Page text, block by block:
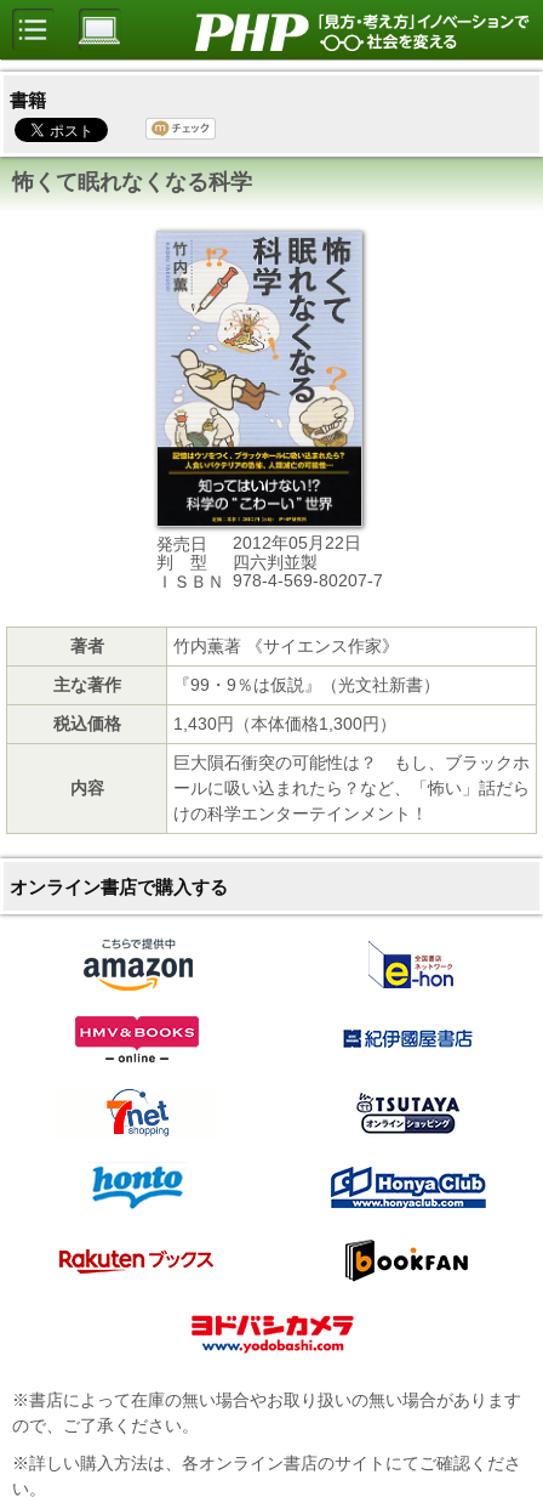
書籍
怖くて眠れなくなる科学
発売日
2012年05月22日
判 型
四六判並製
ＩＳＢＮ
978-4-569-80207-7
著者
竹内薫著 《サイエンス作家》
主な著作
『99・9％は仮説』（光文社新書）
税込価格
1,430円（本体価格1,300円）
内容
巨大隕石衝突の可能性は？ もし、ブラックホ
ールに吸い込まれたら？など、「怖い」話だら
けの科学エンターテインメント！
オンライン書店で購入する
※書店によって在庫の無い場合やお取り扱いの無い場合があります
ので、ご了承ください。
※詳しい購入方法は、各オンライン書店のサイトにてご確認くださ
い。